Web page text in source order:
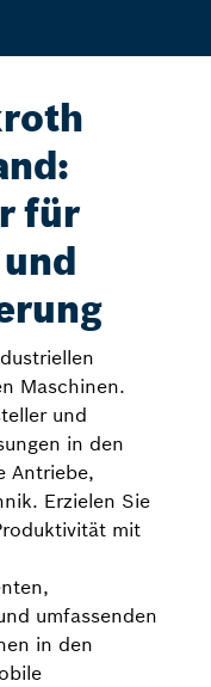
für
Maschinen.
und
in den
Antriebe,
Erzielen Sie
mit
umfassenden
in den